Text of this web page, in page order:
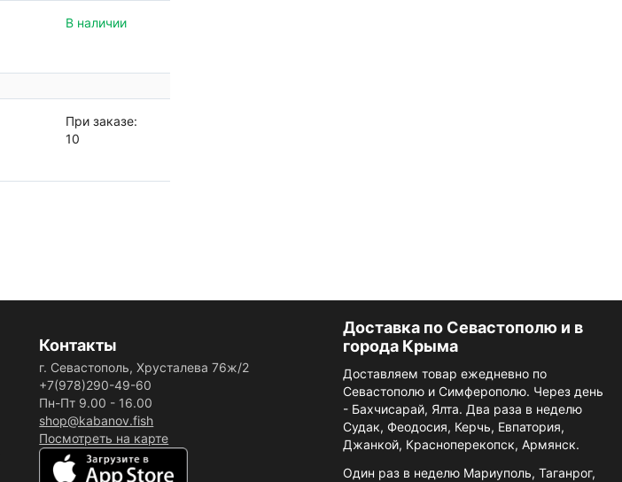
В наличии
При заказе:
10
Контакты
г. Севастополь, Хрусталева 76ж/2
+7(978)290-49-60
Пн-Пт 9.00 - 16.00
shop@kabanov.fish
Посмотреть на карте
Доставка по Севастополю и в
города Крыма
Доставляем товар ежедневно по
Севастополю и Симферополю. Через день
- Бахчисарай, Ялта. Два раза в неделю
Судак, Феодосия, Керчь, Евпатория,
Джанкой, Красноперекопск, Армянск.
Один раз в неделю Мариуполь, Таганрог,